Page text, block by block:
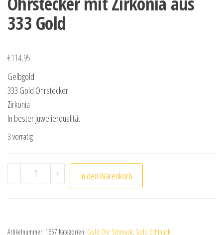
333 Gold
€114,95
Gelbgold
333 Gold Ohrstecker
Zirkonia
In bester Juwelierqualität
3 vorrätig
- Ohrstecker mit Zirkonia aus 333 Gold Menge
+ In den Warenkorb
Artikelnummer: 1657 Kategorien: Gold Ohr Schmuck, Gold Schmuck